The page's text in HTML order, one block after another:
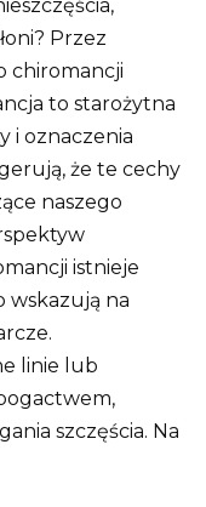
Przez
chiromancji
to starożytna
i oznaczenia
że te cechy
naszego
istnieje
wskazują na
linie lub
szczęścia. Na